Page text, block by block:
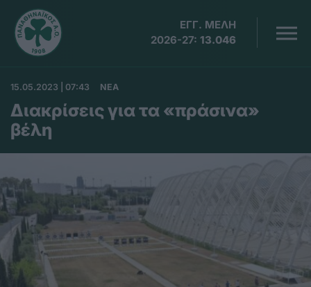
ΕΓΓ. ΜΕΛΗ
2026-27: 13.046
15.05.2023 | 07:43 ΝΕΑ
Διακρίσεις για τα «πράσινα»
βέλη